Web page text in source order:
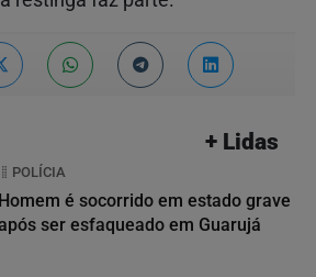
+ Lidas
POLÍCIA
Homem é socorrido em estado grave
ser esfaqueado em Guarujá